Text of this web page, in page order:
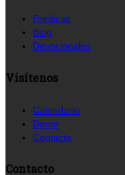
Prédicas
Blog
Devocionales
Visítenos
Calendario
Donar
Contacto
Contacto